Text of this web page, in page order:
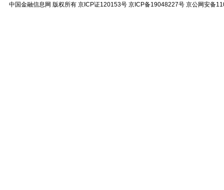
中国金融信息网 版权所有 京ICP证120153号 京ICP备19048227号 京公网安备